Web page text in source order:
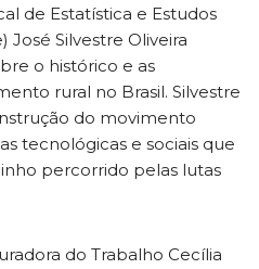
de Estatística e Estudos
José Silvestre Oliveira
o histórico e as
rural no Brasil. Silvestre
do movimento
tecnológicas e sociais que
percorrido pelas lutas
do Trabalho Cecília